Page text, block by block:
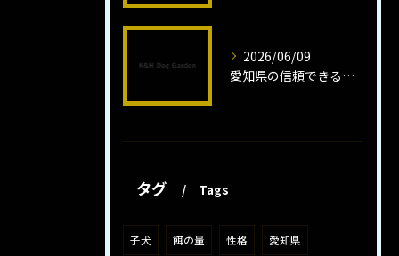
2026/06/09
愛知県の信頼できるミニチュアピンシャーブリーダーの魅力
タグ Tags
子犬 餌の量 性格 愛知県